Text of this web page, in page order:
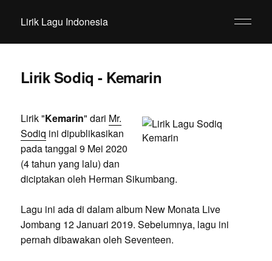
Lirik Lagu Indonesia
Lirik Sodiq - Kemarin
Lirik "Kemarin" dari Mr.
Sodiq ini dipublikasikan
pada tanggal 9 Mei 2020
(4 tahun yang lalu) dan
diciptakan oleh Herman Sikumbang.
Lagu ini ada di dalam album New Monata Live
Jombang 12 Januari 2019. Sebelumnya, lagu ini
pernah dibawakan oleh Seventeen.